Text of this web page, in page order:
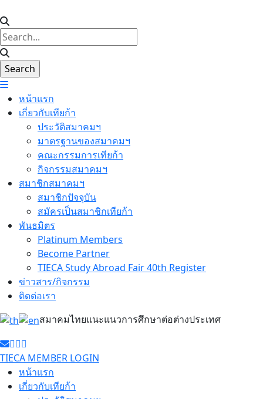
หน้าแรก
เกี่ยวกับเทียก้า
ประวัติสมาคมฯ
มาตรฐานของสมาคมฯ
คณะกรรมการเทียก้า
กิจกรรมสมาคมฯ
สมาชิกสมาคมฯ
สมาชิกปัจจุบัน
สมัครเป็นสมาชิกเทียก้า
พันธมิตร
Platinum Members
Become Partner
TIECA Study Abroad Fair 40th Register
ข่าวสาร/กิจกรรม
ติดต่อเรา
สมาคมไทยแนะแนวการศึกษาต่อต่างประเทศ
TIECA MEMBER LOGIN
หน้าแรก
เกี่ยวกับเทียก้า